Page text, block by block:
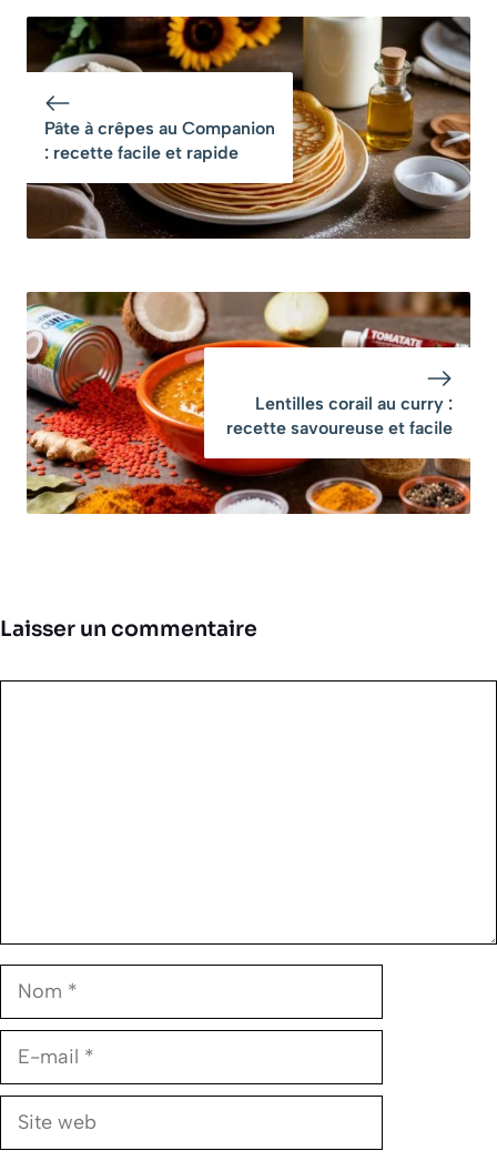
asiatique maison
caramel express,
un classique de la
cuisine asiatique
Pâte à crêpes au Companion
: recette facile et rapide
Lentilles corail au curry :
recette savoureuse et facile
Laisser un commentaire
Nom
E-
Site